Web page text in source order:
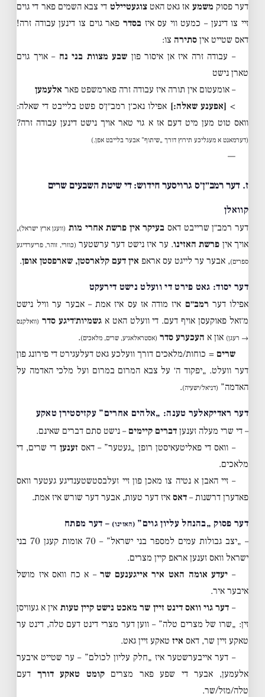
דער פסוק משמע אז גאט האטצוגעטיילט די צבא השמים פאר די גוים
זיי צו דינען – כמעט ווי עס איזבסדר פאר גוים צו דינען עבודה זרה!
דאס שטייט אין סתירה צו:
– עבודה זרה איז אן איסור פון שבע מצוות בני נח – אויך גוים
טארן נישט
– אומעטום אין תורה איז עבודה זרה פארמשפט פאר אלעמען
> [אפענע שאלה:] אפילו נאכ׳ן רמב״ן׳ס פשט בלייבט די שאלה:
וואס טוט מען מיט דעם אז א גוי טאר אויך נישט דינען עבודה זרה?
(דערמאנט א מעגליכע תירוץ דורך „שיתוף” אבער בלייבט אפן.)
—
ז. דער רמב״ן׳ס גרויסער חידוש: די שיטת השבעים שרים
קוואלן
דער רמב״ן שרייבט דאס בעיקר אין פרשת אחרי מות (וועגן ארץ ישראל),
אויך אין פרשת האזינו. ער איז נישט דער ערשטער (כוזרי, זוהר, פריערדיגע
ספרים), אבער ער לייגט עס אראפ אין דעם קלארסטן, שארפסטן אופן.
דער יסוד: גאט פירט די וועלט נישט דירעקט
אפילו דער רמב״ם איז מודה אז עס איז אמת – אבער ער וויל נישט
מ׳זאל פאוקעסן אויף דעם. די וועלט האט אגשמיות׳דיגע סדר (וואלקנס
→ רעגן) און א העכערע סדר (אסטראלאגיע, שרים, מלאכים).
שרים = כוחות/מלאכים דורך וועלכע גאט דעלעגירט די פירונג פון
דער וועלט. „יפקוד ה׳ על צבא המרום במרום ועל מלכי האדמה על
האדמה” (דניאל/ישעיה).
דער ראדיקאלער טענה: „אלהים אחרים” עקזיסטירן טאקע
– די שרי מעלה זענען דברים קיימים – נישט סתם דברים שאינם.
– וואס די פאליטעאיסטן רופן „געטער” – דאס זענען די שרים, די
מלאכים.
– זיי האבן א נטיה צו מאכן פון זיי זעלבסטשטענדיגע געטער וואס
פאדערן דרשנות – דאס איז דער טעות, אבער דער שורש איז אמת.
דער פסוק „בהנחל עליון גוים” (האזינו) – דער מפתח
– „יצב גבולות עמים למספר בני ישראל” – 70 אומות קעגן 70 בני
ישראל וואס זענען אראפ קיין מצרים.
– יעדע אומה האט איר אייגענעם שר– א כח וואס איז מושל
איבער איר.
– דער גוי וואס דינט זיין שר מאכט נישט קיין טעות אין א געוויסן
זין: „שרו של מצרים טלה” – ווען דער מצרי דינט דעם טלה, דינט ער
טאקע זיין שר, דאס איז טאקע זיין גאט.
– דער אייבערשטער איז „חלק עליון לכולם” – ער שטייט איבער
אלעמען, אבער די שפע פאר מצריםקומט טאקע דורך דעם
טלה/מזל/שר.